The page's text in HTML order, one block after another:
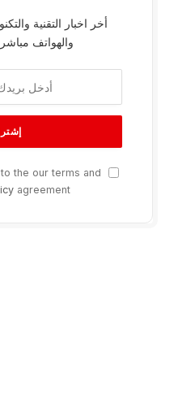
أخر اخبار التقنية
والهواتف
the our terms and
agreement.